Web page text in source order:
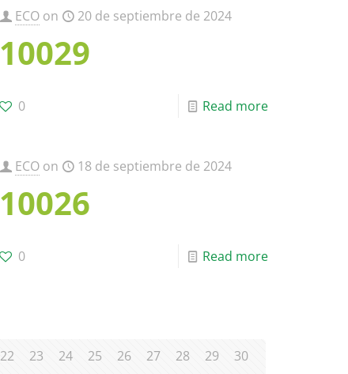
ECO on 20 de septiembre de 2024
10029
0 Read more
ECO on 18 de septiembre de 2024
10026
0 Read more
22 23 24 25 26 27 28 29
30